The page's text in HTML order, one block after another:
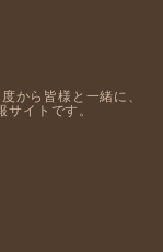
から皆様と一緒に、
イトです。